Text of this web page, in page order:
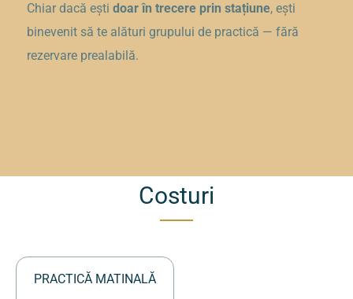
Chiar dacă eștidoar în trecere prin stațiune, ești
binevenit să te alături grupului de practică — fără
rezervare prealabilă.
Costuri
PRACTICĂ MATINALĂ